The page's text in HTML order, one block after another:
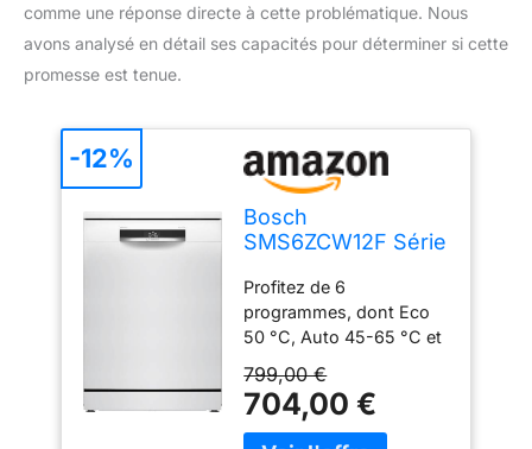
comme une réponse directe à cette problématique. Nous
avons analysé en détail ses capacités pour déterminer si cette
promesse est tenue.
Bosch
SMS6ZCW12F Série
pose-libre,
PerfectDry
Profitez de 6
programmes, dont Eco
50 °C, Auto 45-65 °C et
nettoyage optimal. Le
mode Silence 50 °C et
l’option Favourite (Pré-
799,00 €
704,00 €
-12%